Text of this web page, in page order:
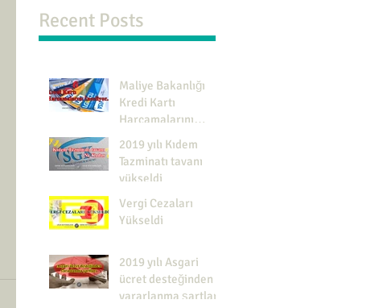
Recent Posts
Maliye Bakanlığı
Kredi Kartı
Harcamalarını
İnceliyor
2019 yılı Kıdem
Tazminatı tavanı
yükseldi
Vergi Cezaları
Yükseldi
2019 yılı Asgari
ücret desteğinden
yararlanma şartları